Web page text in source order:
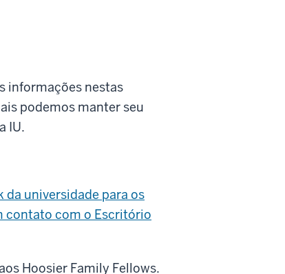
informações nestas
podemos manter seu
IU.
da universidade para os
contato com o Escritório
Hoosier Family Fellows.